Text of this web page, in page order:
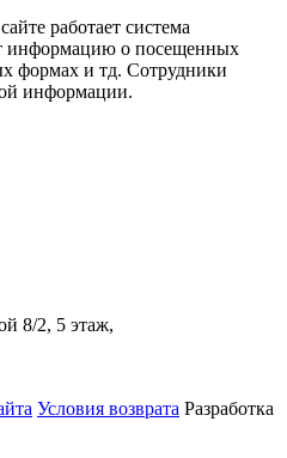
работает система
информацию о посещенных
формах и тд. Сотрудники
информации.
8/2, 5 этаж,
Условия возврата Разработка